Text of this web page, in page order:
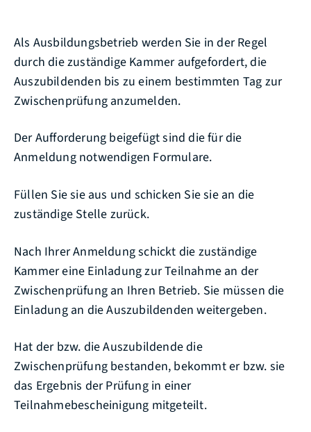
Als Ausbildungsbetrieb werden Sie in der Regel
durch die zuständige Kammer aufgefordert, die
Auszubildenden bis zu einem bestimmten Tag zur
Zwischenprüfung anzumelden.
Der Aufforderung beigefügt sind die für die
Anmeldung notwendigen Formulare.
Füllen Sie sie aus und schicken Sie sie an die
zuständige Stelle zurück.
Nach Ihrer Anmeldung schickt die zuständige
Kammer eine Einladung zur Teilnahme an der
Zwischenprüfung an Ihren Betrieb. Sie müssen die
Einladung an die Auszubildenden weitergeben.
Hat der bzw. die Auszubildende die
Zwischenprüfung bestanden, bekommt er bzw. sie
das Ergebnis der Prüfung in einer
Teilnahmebescheinigung mitgeteilt.